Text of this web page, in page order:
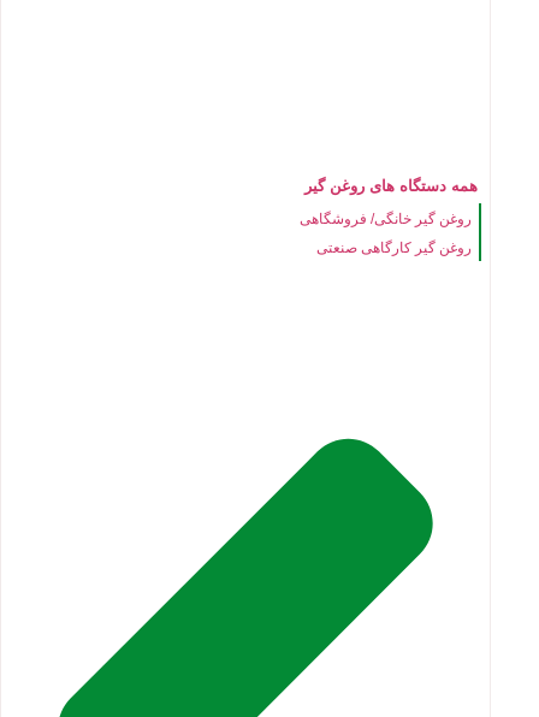
همه دستگاه های روغن گیر
روغن گیر خانگی/ فروشگاهی
روغن گیر کارگاهی صنعتی